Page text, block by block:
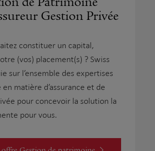
Gestion Privée
constituer un capital,
(vos) placement(s) ? Swiss
sur l’ensemble des expertises
en matière d’assurance et de
pour concevoir la solution la
pour vous.